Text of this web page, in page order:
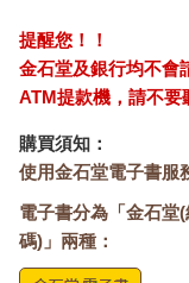
提醒您！！
金石堂及銀行均不會
ATM提款機，請不要
購買須知：
使用金石堂電子書服
電子書分為「金石堂
碼)」兩種：